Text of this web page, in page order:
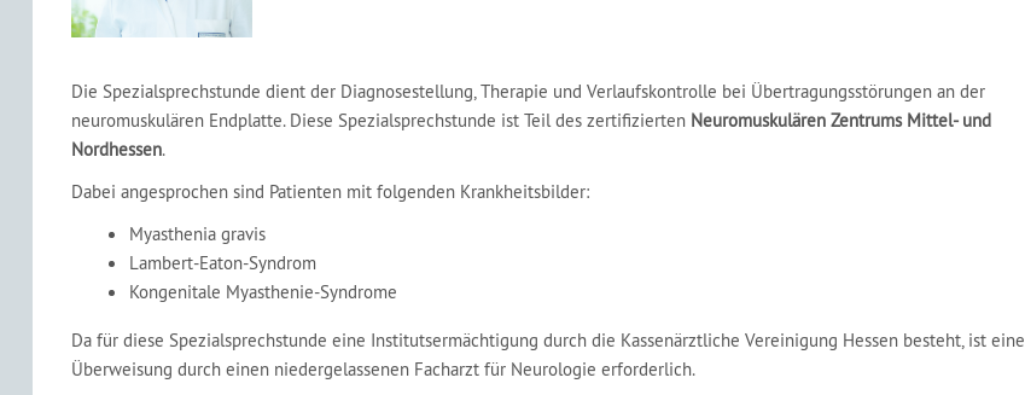
Die Spezialsprechstunde dient der Diagnosestellung, Therapie und Verlaufskontrolle bei Übertragungsstörungen an der
neuromuskulären Endplatte. Diese Spezialsprechstunde ist Teil des zertifizierten Neuromuskulären Zentrums Mittel- und
Nordhessen.
Dabei angesprochen sind Patienten mit folgenden Krankheitsbilder:
Myasthenia gravis
Lambert-Eaton-Syndrom
Kongenitale Myasthenie-Syndrome
Da für diese Spezialsprechstunde eine Institutsermächtigung durch die Kassenärztliche Vereinigung Hessen besteht, ist eine
Überweisung durch einen niedergelassenen Facharzt für Neurologie erforderlich.